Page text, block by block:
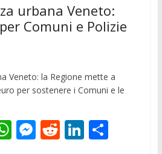
urbana Veneto:
Comuni e Polizie
Veneto: la Regione mette a
per sostenere i Comuni e le
W M R Li C